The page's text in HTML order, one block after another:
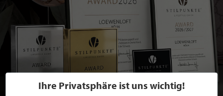
Ihre Privatsphäre ist uns wichtig!